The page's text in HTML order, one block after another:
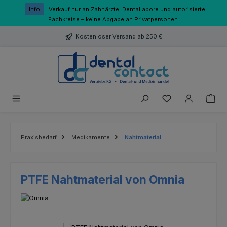
Zum Hauptinhalt springen
Info
Verkauf nur an Zahnärzte, Dentallabore und autorisierte
Fachkreise – keine Abgabe an Privatpersonen.
Kostenloser Versand ab 250 €
Du hast 0
Praxisbedarf Medikamente Nahtmaterial
PTFE Nahtmaterial von Omnia